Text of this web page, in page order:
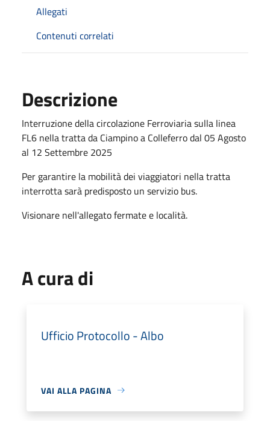
Allegati
Contenuti correlati
Descrizione
Interruzione della circolazione Ferroviaria sulla linea
FL6 nella tratta da Ciampino a Colleferro dal 05 Agosto
al 12 Settembre 2025
Per garantire la mobilità dei viaggiatori nella tratta
interrotta sarà predisposto un servizio bus.
Visionare nell'allegato fermate e località.
A cura di
Ufficio Protocollo - Albo
VAI ALLA PAGINA